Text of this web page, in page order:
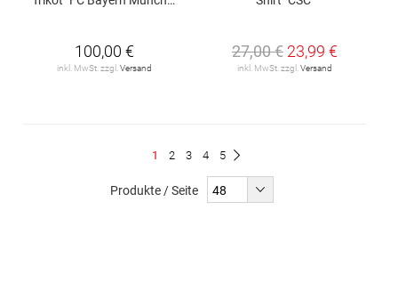
100,00 €
inkl. MwSt. zzgl. Versand
27,00 € 23,99 €
inkl. MwSt. zzgl. Versand
Du
1 Seite
2 Seite
3 Seite
4 Seite
5
Produkte / Seite